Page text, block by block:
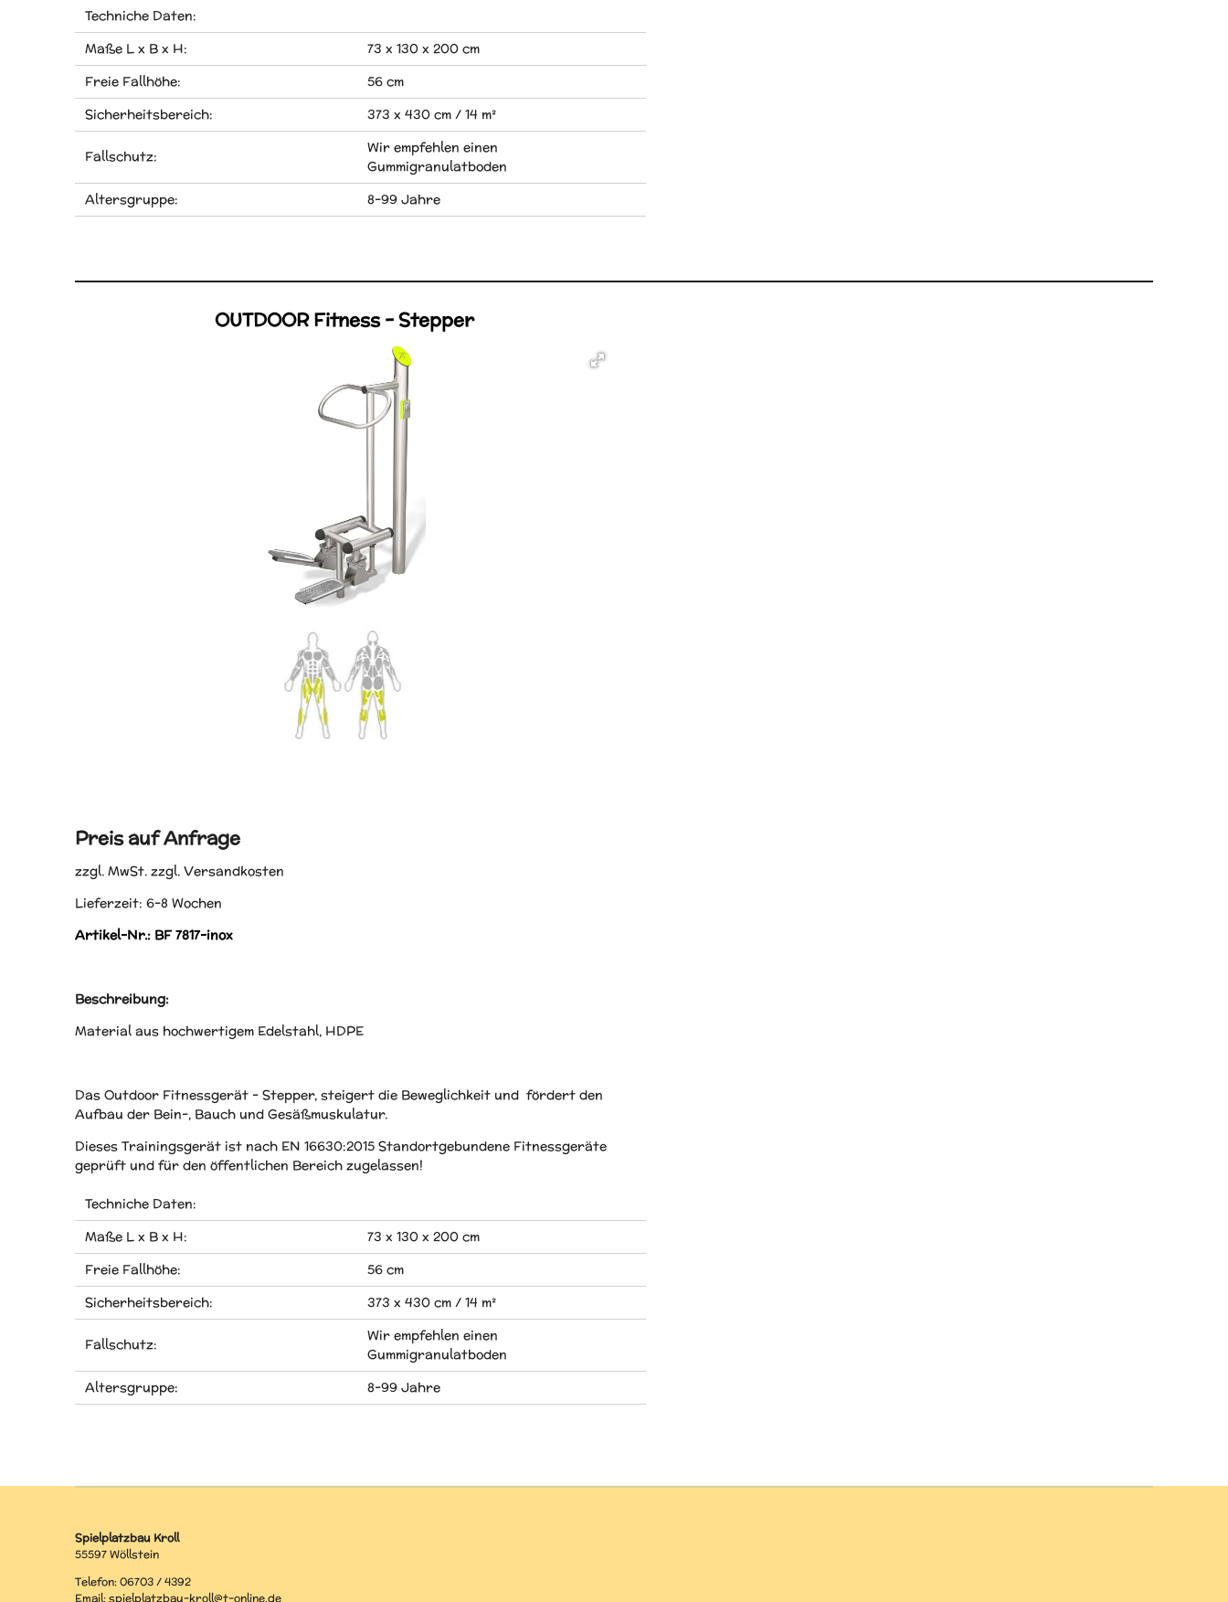
Techniche Daten:
Maße L x B x H:
73 x 130 x 200 cm
Freie Fallhöhe:
56 cm
Sicherheitsbereich:
373 x 430 cm / 14 m²
Fallschutz:
Wir empfehlen einen
Gummigranulatboden
Altersgruppe:
8-99 Jahre
OUTDOOR Fitness - Stepper
Preis auf Anfrage
zzgl. MwSt. zzgl. Versandkosten
Lieferzeit: 6-8 Wochen
Artikel-Nr.: BF 7817-inox
Beschreibung:
Material aus hochwertigem Edelstahl, HDPE
Das Outdoor Fitnessgerät - Stepper, steigert die Beweglichkeit und fördert den
Aufbau der Bein-, Bauch und Gesäßmuskulatur.
Dieses Trainingsgerät ist nach EN 16630:2015 Standortgebundene Fitnessgeräte
geprüft und für den öffentlichen Bereich zugelassen!
Techniche Daten:
Maße L x B x H:
73 x 130 x 200 cm
Freie Fallhöhe:
56 cm
Sicherheitsbereich:
373 x 430 cm / 14 m²
Fallschutz:
Wir empfehlen einen
Gummigranulatboden
Altersgruppe:
8-99 Jahre
Spielplatzbau Kroll
55597 Wöllstein
Telefon: 06703 / 4392
Email: spielplatzbau-kroll@t-online.de